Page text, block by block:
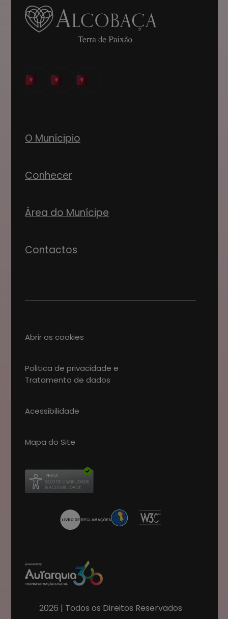
O Munícipio
Conhecer
Área do Munícipe
Contactos
Abrir os cookies
Politica de privacidade e
Tratamento de dados
Acessibilidade
Mapa do Site
Abre num novo separador
2026 | Todos os Direitos Reservados